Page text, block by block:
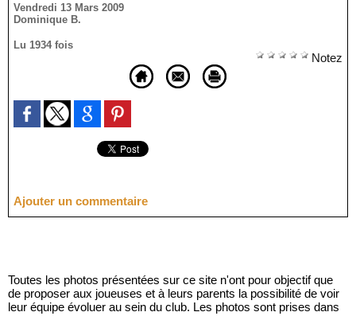
Vendredi 13 Mars 2009
Dominique B.
Lu 1934 fois
Notez
Ajouter un commentaire
Toutes les photos présentées sur ce site n'ont pour objectif que
de proposer aux joueuses et à leurs parents la possibilité de voir
leur équipe évoluer au sein du club. Les photos sont prises dans